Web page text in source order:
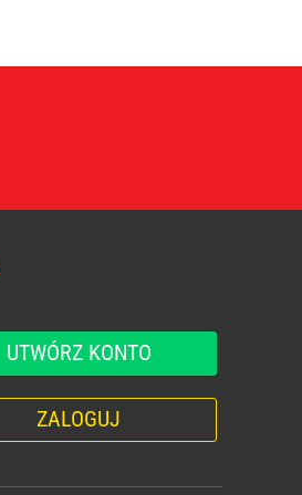
UTWÓRZ KONTO
ZALOGUJ